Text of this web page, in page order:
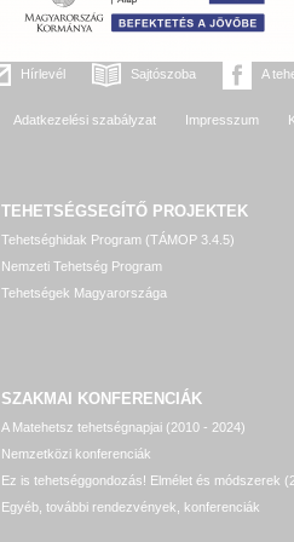
Hírlevél Sajtószoba A
Adatkezelési szabályzat Impresszum
TEHETSÉGSEGÍTŐ PROJEKTEK
Tehetséghidak Program (TÁMOP 3.4.5)
Nemzeti Tehetség Program
Tehetségek Magyarországa
SZAKMAI KONFERENCIÁK
A Matehetsz tehetségnapjai (2010 - 2024)
Nemzetközi konferenciák
Ez is tehetséggondozás! Elmélet és módszerek
Egyéb, további rendezvények, konferenciák